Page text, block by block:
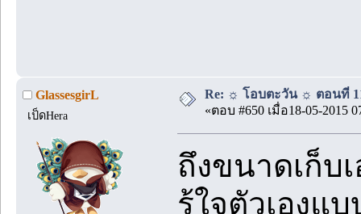
GlassesgirL
เป็ดHera
Re: ☼ โอบตะวัน ☼ ตอนที่ 11
«ตอบ #650 เมื่อ18-05-2015
ถึงขนาดเก็บ
รู้ใจตัวเองแ